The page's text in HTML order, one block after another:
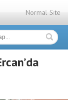
Normal Site